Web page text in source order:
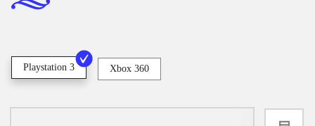
Playstation 3 Xbox 360